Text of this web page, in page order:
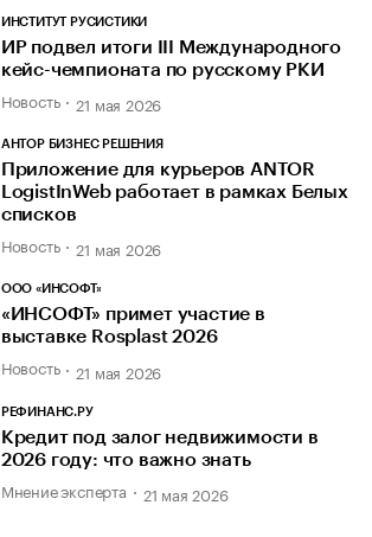
ИНСТИТУТ РУСИСТИКИ
ИР подвел итоги III Международного
кейс-чемпионата по русскому РКИ
Новость 21 мая 2026
АНТОР БИЗНЕС РЕШЕНИЯ
Приложение для курьеров ANTOR
LogistInWeb работает в рамках Белых
списков
Новость 21 мая 2026
ООО «ИНСОФТ»
«ИНСОФТ» примет участие в
выставке Rosplast 2026
Новость 21 мая 2026
РЕФИНАНС.РУ
Кредит под залог недвижимости в
2026 году: что важно знать
Мнение эксперта 21 мая 2026